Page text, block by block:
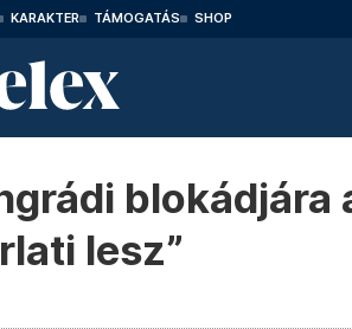
KARAKTER TÁMOGATÁS SHOP
blokádjára
lesz”